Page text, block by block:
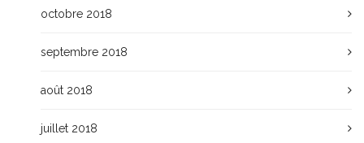
octobre 2018
septembre 2018
août 2018
juillet 2018